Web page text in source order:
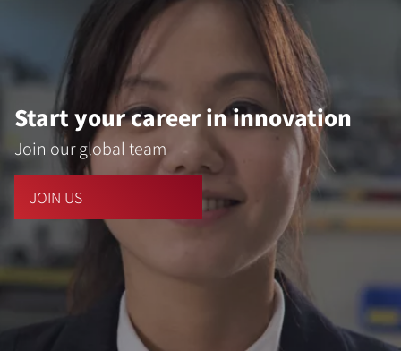
Start your career in innovation
Join our global team
JOIN US